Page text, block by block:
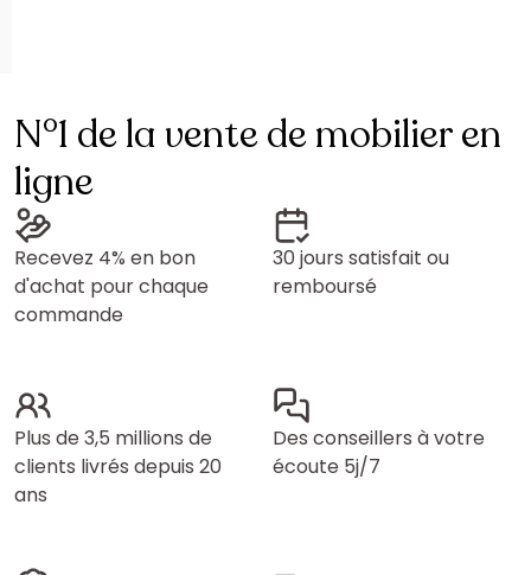
N°1 de la vente de mobilier en
ligne
Recevez 4% en bon
d'achat pour chaque
commande
30 jours satisfait ou
remboursé
Plus de 3,5 millions de
clients livrés depuis 20
ans
Des conseillers à votre
écoute 5j/7